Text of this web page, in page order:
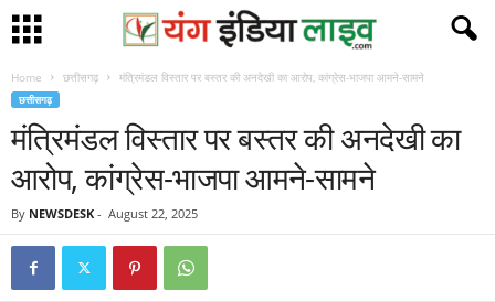
Home छत्तीसगढ़ मंत्रिमंडल विस्तार पर बस्तर की अनदेखी का आरोप, कांग्रेस-भाजपा आमने-सामने
छत्तीसगढ़
मंत्रिमंडल विस्तार पर बस्तर की अनदेखी का
आरोप, कांग्रेस-भाजपा आमने-सामने
By NEWSDESK - August 22, 2025